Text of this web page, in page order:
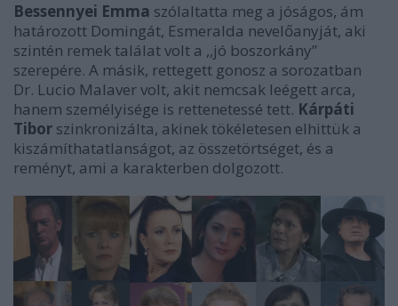
Bessennyei Emma szólaltatta meg a jóságos, ám
határozott Domingát, Esmeralda nevelőanyját, aki
szintén remek találat volt a ,,jó boszorkány”
szerepére. A másik, rettegett gonosz a sorozatban
Dr. Lucio Malaver volt, akit nemcsak leégett arca,
hanem személyisége is rettenetessé tett. Kárpáti
Tibor szinkronizálta, akinek tökéletesen elhittük a
kiszámíthatatlanságot, az összetörtséget, és a
reményt, ami a karakterben dolgozott.